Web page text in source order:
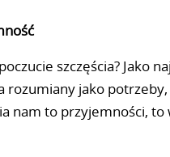
szczęścia? Jako
rozumiany jako
nam to przyjemności,